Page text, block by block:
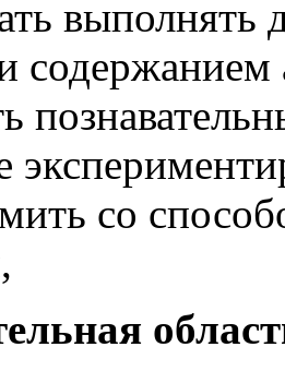
выполнять
содержанием
со